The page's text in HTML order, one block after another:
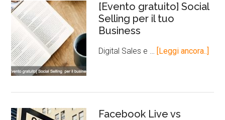
[Evento gratuito] Social
Selling per il tuo
Business
Digital Sales e … [Leggi ancora..]
Facebook Live vs